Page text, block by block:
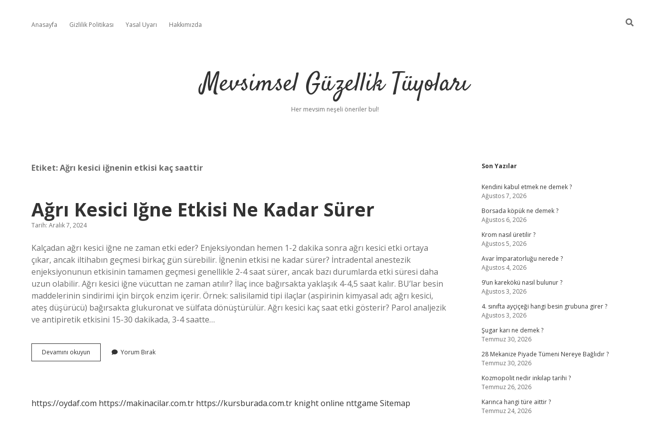
Anasayfa Gizlilik Politikası Yasal Uyarı Hakkımızda
Mevsimsel Güzellik Tüyoları
Her mevsim neşeli öneriler bul!
Etiket:Ağrı kesici iğnenin etkisi kaç saattir
Ağrı Kesici Iğne Etkisi Ne Kadar Sürer
Tarih: Aralık 7, 2024
Kalçadan ağrı kesici iğne ne zaman etki eder? Enjeksiyondan hemen 1-2 dakika sonra ağrı kesici etki ortaya
çıkar, ancak iltihabın geçmesi birkaç gün sürebilir. İğnenin etkisi ne kadar sürer? İntradental anestezik
enjeksiyonunun etkisinin tamamen geçmesi genellikle 2-4 saat sürer, ancak bazı durumlarda etki süresi daha
uzun olabilir. Ağrı kesici iğne vücuttan ne zaman atılır? İlaç ince bağırsakta yaklaşık 4-4,5 saat kalır. BU’lar besin
maddelerinin sindirimi için birçok enzim içerir. Örnek: salisilamid tipi ilaçlar (aspirinin kimyasal adı; ağrı kesici,
ateş düşürücü) bağırsakta glukuronat ve sülfata dönüştürülür. Ağrı kesici kaç saat etki gösterir? Parol analjezik
ve antipiretik etkisini 15-30 dakikada, 3-4 saatte…
Devamını okuyun
Kesici
Sürer
Yorum Bırak
https://oydaf.com https://makinacilar.com.tr https://kursburada.com.tr knight online nttgame Sitemap
Sidebar
Son Yazılar
Kendini kabul etmek ne demek ?
Ağustos 7, 2026
Borsada köpük ne demek ?
Ağustos 6, 2026
Krom nasıl üretilir ?
Ağustos 5, 2026
Avar İmparatorluğu nerede ?
Ağustos 4, 2026
9’un karekökü nasıl bulunur ?
Ağustos 3, 2026
4. sınıfta ayçiçeği hangi besin grubuna girer ?
Ağustos 3, 2026
Şugar karı ne demek ?
Temmuz 30, 2026
28 Mekanize Piyade Tümeni Nereye Bağlıdır ?
Temmuz 30, 2026
Kozmopolit nedir inkılap tarihi ?
Temmuz 26, 2026
Karınca hangi türe aittir ?
Temmuz 24, 2026
hiltonbet giriş